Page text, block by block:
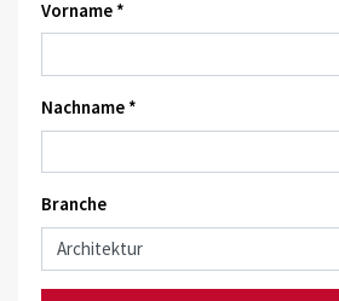
Vorname *
Nachname *
Branche